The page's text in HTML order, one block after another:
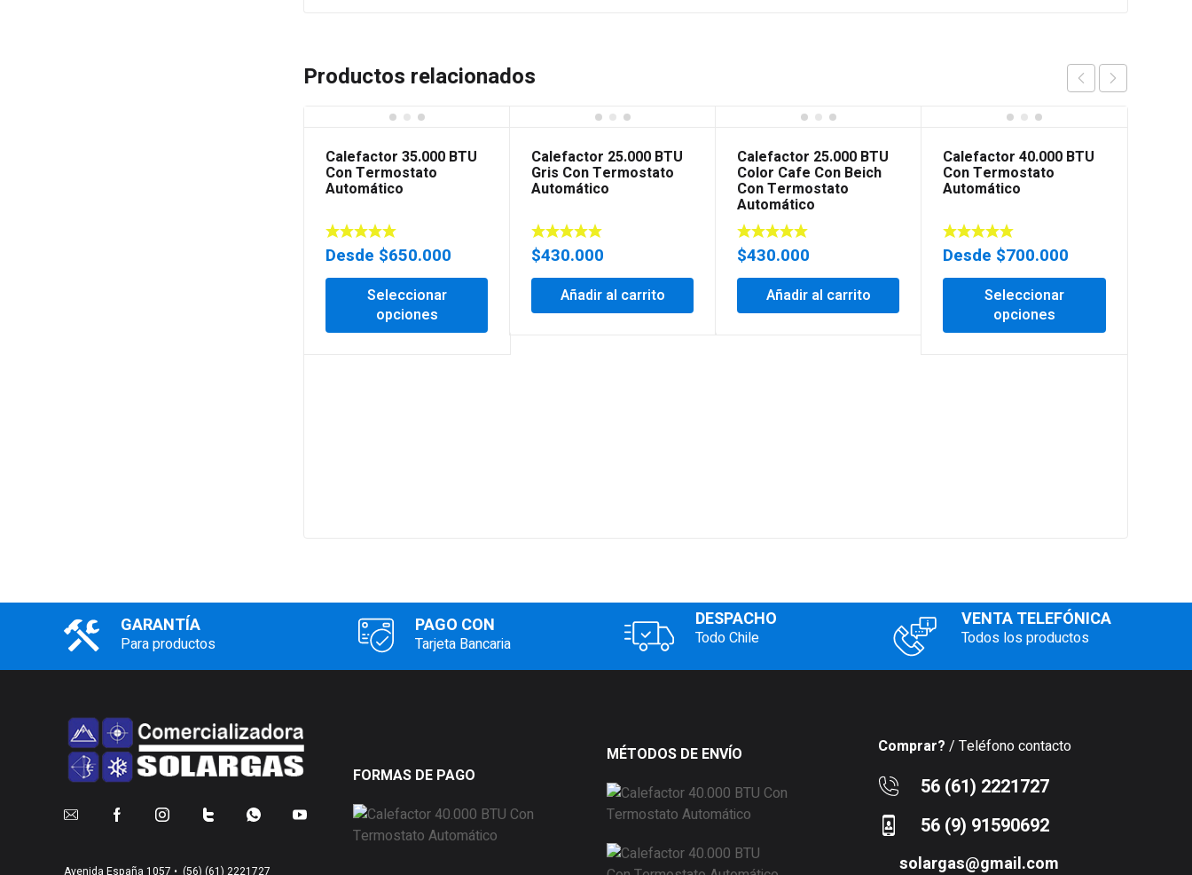
Productos relacionados
Calefactor 35.000 BTU
Con Termostato
Automático
Desde $650.000
Seleccionar
opciones
Calefactor 25.000 BTU
Gris Con Termostato
Automático
$430.000
Añadir al carrito
Calefactor 25.000 BTU
Color Cafe Con Beich
Con Termostato
Automático
$430.000
Añadir al carrito
Calefactor 40.000 BTU
Con Termostato
Automático
Desde $700.000
Seleccionar
opciones
GARANTÍA
Para productos
PAGO CON
Tarjeta Bancaria
DESPACHO
Todo Chile
VENTA TELEFÓNICA
Todos los productos
Avenida España 1057 • (56) (61) 2221727
FORMAS DE PAGO
MÉTODOS DE ENVÍO Comprar? / Teléfono contacto
56 (61) 2221727
56 (9) 91590692
solargas@gmail.com